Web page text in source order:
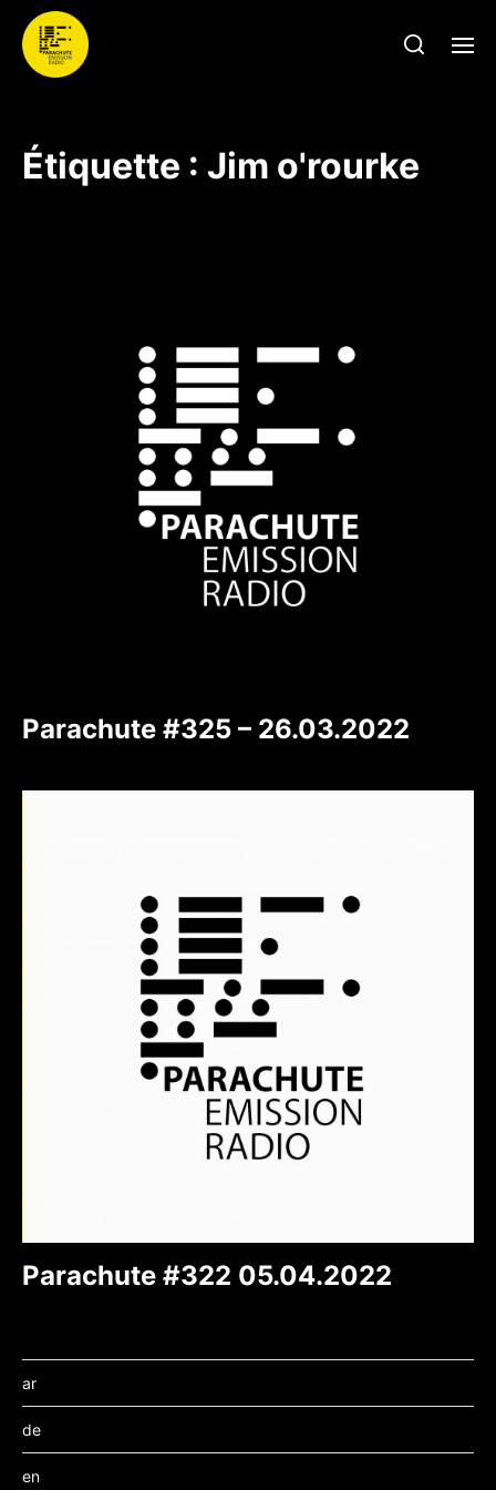
Étiquette : Jim o'rourke
Parachute #325 – 26.03.2022
Parachute #322 05.04.2022
ar
de
en